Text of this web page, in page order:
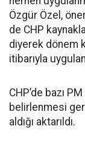
Özgür Özel,
de CHP
diyerek dönem
itibarıyla
CHP’de bazı
belirlenmesi
aldığı aktarıldı.